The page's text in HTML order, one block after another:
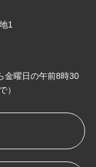
1
金曜日の午前8時30
）